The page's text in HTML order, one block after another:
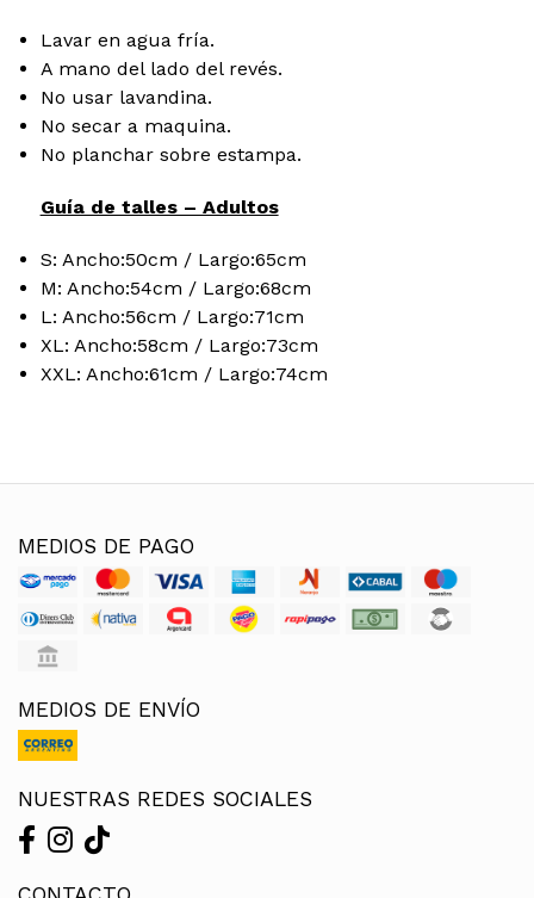
Lavar en agua fría.
A mano del lado del revés.
No usar lavandina.
No secar a maquina.
No planchar sobre estampa.
Guía de talles – Adultos
S: Ancho:50cm / Largo:65cm
M: Ancho:54cm / Largo:68cm
L: Ancho:56cm / Largo:71cm
XL: Ancho:58cm / Largo:73cm
XXL: Ancho:61cm / Largo:74cm
MEDIOS DE PAGO
MEDIOS DE ENVÍO
NUESTRAS REDES SOCIALES